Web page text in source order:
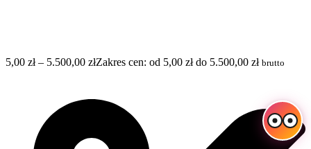
5,00 zł – 5.500,00 złZakres cen: od 5,00 zł do 5.500,00 zł brutto